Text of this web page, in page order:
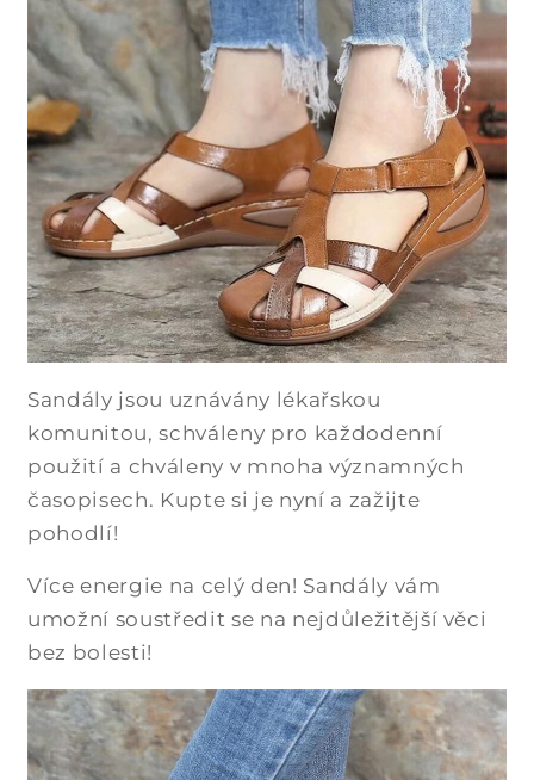
Sandály jsou uznávány lékařskou
komunitou, schváleny pro každodenní
použití a chváleny v mnoha významných
časopisech. Kupte si je nyní a zažijte
pohodlí!
Více energie na celý den! Sandály vám
umožní soustředit se na nejdůležitější věci
bez bolesti!